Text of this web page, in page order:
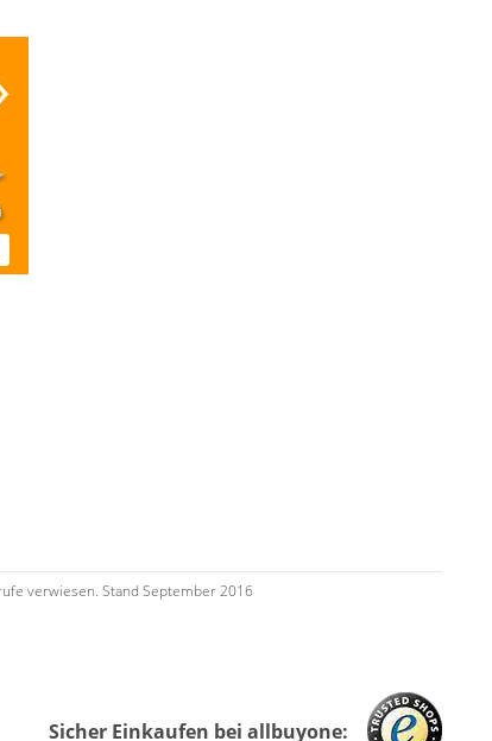
verwiesen. Stand September 2016
Sicher Einkaufen bei allbuyone: